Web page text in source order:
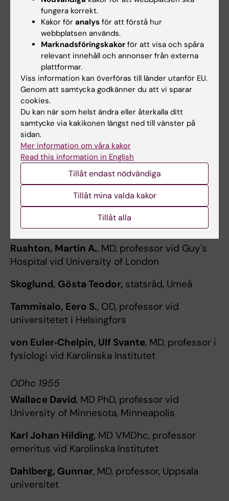
Stockholm
Skinner, Eugene W., PhD, professor emeritus
vid Northwestern University, Chicago
ODhc 1962
Löfgren, Nils Magnus, FD, laborator vid
Stockholms universitet
Petrén, Ture Erik Alfred, MD, professor i
anatomi vid Karolinska Institutet
ODhc 1958
Kjellgren, Birger Svante Teodor,
övertandläkare, Stockholm
Odin, Martin, MD
, professor emeritus vid
Göteborgs universitet
Rushton, Martin A., MD, professor vid Guy's
Hospital vid University of London
Skoglund, Gösta Teodor, statsråd, Umeå
Tammisalo, Eero S., OD, professor vid
universitetet i Helsingfors
von Euler‐Chelpin, Ulf Svante, MD, professor i
fysiologi vid Karolinska Institutet
ODhc 1955
Wallace David, MD PhD, professor vid
University of Minnesota, Minneapolis
Karl Johan Hilding, MD VMDhc, professor
emeritus vid Karolinska Institutet
Dahlberg, Gunnar, MD, professor, Uppsala
universitet
fungera korrekt.
Kakor för analys för att förstå hur
webbplatsen används.
Marknadsföringskakor för att visa och spåra
relevant innehåll och annonser från externa
plattformar.
Viss information kan överföras till länder utanför EU.
Genom att samtycka godkänner du att vi sparar
cookies.
Du kan när som helst ändra eller återkalla ditt
samtycke via kakikonen längst ned till vänster på
sidan.
Mer information om våra kakor
Read this information in English
Tillåt endast nödvändiga
Tillåt mina valda kakor
Tillåt alla